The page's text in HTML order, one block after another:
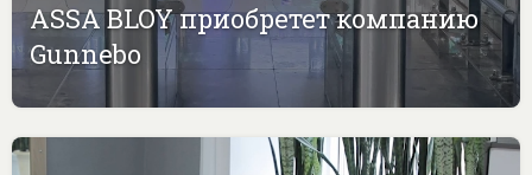
ASSA BLOY приобретет компанию
Gunnebo